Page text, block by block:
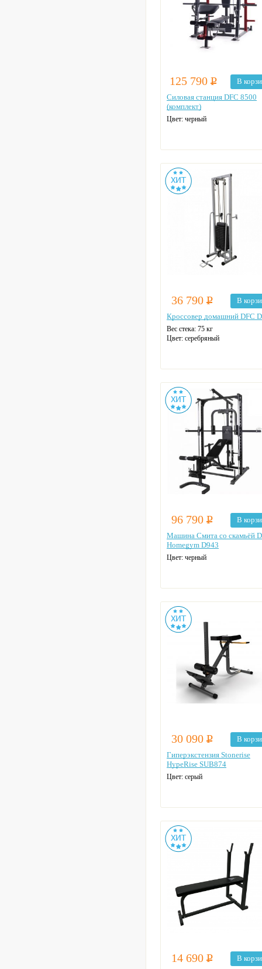
125 790 Р
В
Силовая станция DFC 8500
(комплект)
Цвет: черный
36 790 Р
В
Кроссовер домашний DFC
Вес стека: 75 кг
Цвет: серебряный
96 790 Р
В
Машина Смита со скамьёй
Homegym D943
Цвет: черный
30 090 Р
В
Гиперэкстензия Stonerise
HypeRise SUB874
Цвет: серый
14 690 Р
В